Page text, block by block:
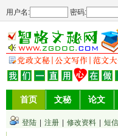
用户名: 密码:
首页 文秘 论文
登陆 注册 修改资料 短